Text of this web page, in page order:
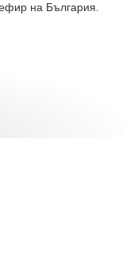
на България.